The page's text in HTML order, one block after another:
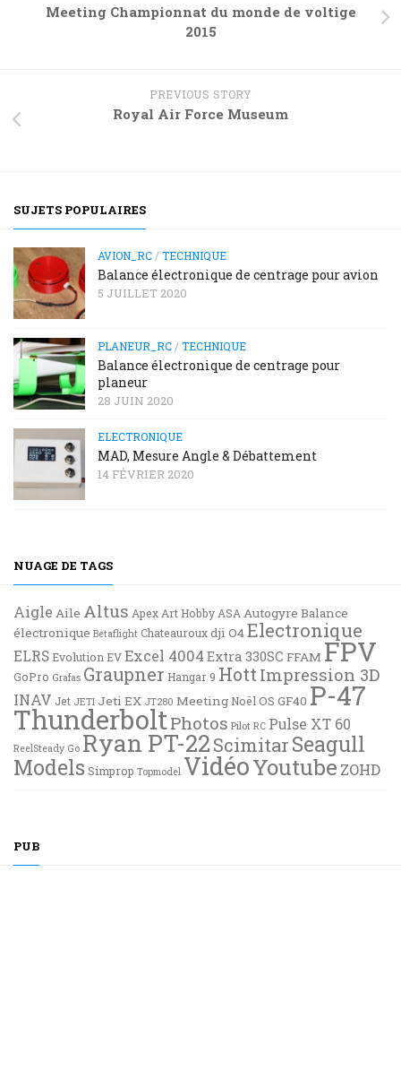
Meeting Championnat du monde de voltige
2015
PREVIOUS STORY
Royal Air Force Museum
SUJETS POPULAIRES
AVION_RC /TECHNIQUE
Balance électronique de centrage pour avion
5 JUILLET 2020
PLANEUR_RC /TECHNIQUE
Balance électronique de centrage pour
planeur
28 JUIN 2020
ELECTRONIQUE
MAD, Mesure Angle & Débattement
14 FÉVRIER 2020
NUAGE DE TAGS
Aigle Aile Altus Apex Art Hobby ASA Autogyre Balance
électronique Betaflight Chateaurouxdji O4Electronique
ELRS Evolution EVExcel 4004 Extra 330SC FFAM FPV
GoPro Grafas Graupner Hangar 9 Hott Impression 3D
INAV Jet JETI Jeti EX JT280 Meeting Noël OS GF40 P-47
ThunderboltPhotos Pilot RC Pulse XT 60
ReelSteady Go Ryan PT-22ScimitarSeagull
ModelsSimprop Topmodel VidéoYoutube ZOHD
PUB